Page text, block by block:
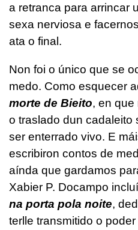
a retranca para arrincar
sexa nerviosa e
ata o final.
Non foi o único que se
medo. Como esquecer
morte de Bieito, en que
o traslado dun cadaleito
ser enterrado vivo. E
escribiron contos de
aínda que gardamos
Xabier P. Docampo
na porta pola noite,
terlle transmitido o